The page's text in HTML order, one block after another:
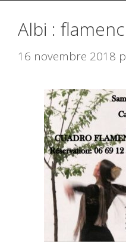
Albi :
16 novembre 2018